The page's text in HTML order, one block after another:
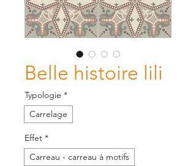
Belle histoire lili
Typologie *
Carrelage
Effet *
Carreau - carreau à motifs